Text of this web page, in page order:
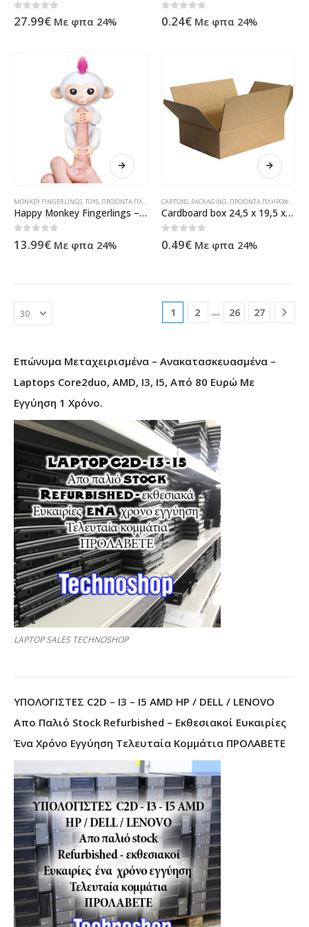
0out of 5
27.99€ Με φπα 24% 0 out of 5
0.24€ Με φπα 24%
MONKEY FINGERLINGS TOYS ΠΡΟΪΌΝΤΑ ΠΛΗΡΟΦΟΡΙΚΉΣ - ΚΙΝΗΤΉΣ ΤΗΛΕΦΩΝΊΑΣ - ΗΛΕΚΤΡΟΝΙΚΆ
Happy Monkey Fingerlings – White
0 out of 5
13.99€ Με φπα 24%
CARTONS PACKAGING ΠΡΟΪΌΝΤΑ ΠΛΗΡΟΦΟΡΙΚΉΣ - ΚΙΝΗΤΉΣ ΤΗΛΕΦΩΝΊΑΣ - ΗΛΕΚΤΡΟΝΙΚΆ
Cardboard box 24,5 x 19,5 x 14cm (ca. 6,7 Liter)
0 out of 5
0.49€ Με φπα 24%
1 2 … 26 27
Επώνυμα Μεταχειρισμένα – Ανακατασκευασμένα –
Laptops Core2duo, AMD, I3, I5, Από 80 Ευρώ Με
Εγγύηση 1 Χρόνο.
LAPTOP SALES TECHNOSHOP
ΥΠΟΛΟΓΙΣΤΕΣ C2D – I3 – I5 AMD HP / DELL / LENOVO
Απο Παλιό Stock Refurbished – Εκθεσιακοί Ευκαιρίες
Ένα Χρόνο Εγγύηση Τελευταία Κομμάτια ΠΡΟΛΑΒΕΤΕ